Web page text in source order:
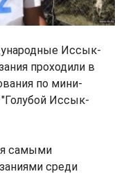
Иссык-
проходили в
по мини-
Иссык-
самыми
среди